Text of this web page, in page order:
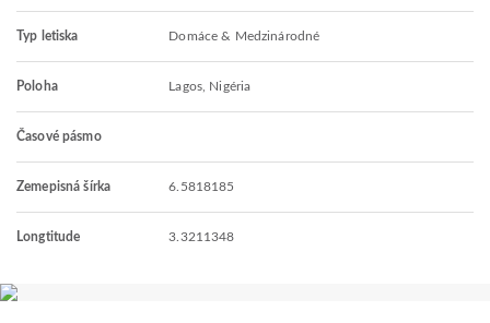
Typ letiska Domáce & Medzinárodné
Poloha Lagos, Nigéria
Časové pásmo
Zemepisná šírka 6.5818185
Longtitude 3.3211348